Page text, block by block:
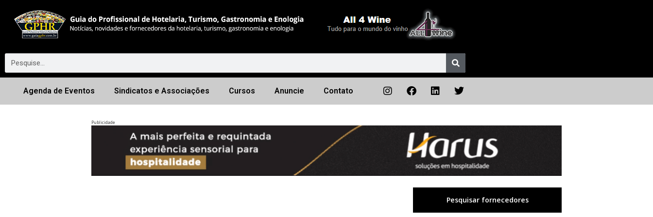
Agenda de Eventos Sindicatos e Associações Cursos Anuncie Contato
Publicidade
Próximo
Pesquisar fornecedores